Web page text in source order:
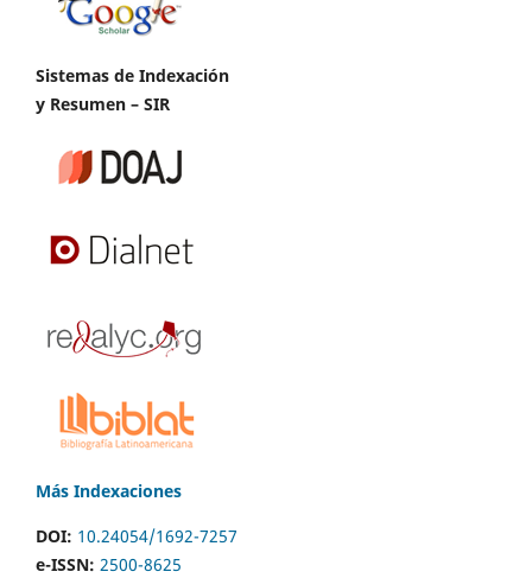
Sistemas de Indexación
y Resumen – SIR
Más Indexaciones
DOI: 10.24054/1692-7257
e-ISSN: 2500-8625